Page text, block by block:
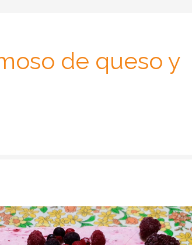
de queso y